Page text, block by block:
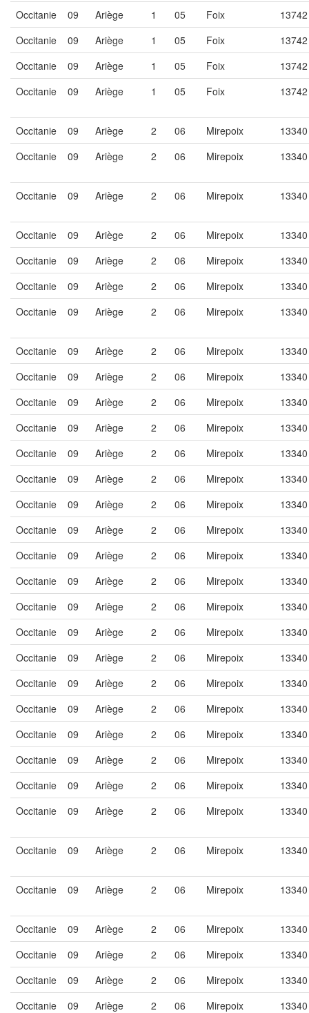
Occitanie 09 Ariège 1 05 Foix
13742
Occitanie
09 Ariège 1 05 Foix
13742
Occitanie
09 Ariège 1 05 Foix
13742
Occitanie
09 Ariège 1 05 Foix 13742
Occitanie 09 Ariège 2 06 Mirepoix
13340
Occitanie
09 Ariège 2 06 Mirepoix 13340
Occitanie 09 Ariège 2 06 Mirepoix 13340
Occitanie 09 Ariège 2 06 Mirepoix
13340
Occitanie
09 Ariège 2 06 Mirepoix
13340
Occitanie
09 Ariège 2 06 Mirepoix
13340
Occitanie
09 Ariège 2 06 Mirepoix 13340
Occitanie 09 Ariège 2 06 Mirepoix
13340
Occitanie
09 Ariège 2 06 Mirepoix
13340
Occitanie
09 Ariège 2 06 Mirepoix
13340
Occitanie
09 Ariège 2 06 Mirepoix
13340
Occitanie
09 Ariège 2 06 Mirepoix
13340
Occitanie
09 Ariège 2 06 Mirepoix
13340
Occitanie
09 Ariège 2 06 Mirepoix
13340
Occitanie
09 Ariège 2 06 Mirepoix
13340
Occitanie
09 Ariège 2 06 Mirepoix
13340
Occitanie
09 Ariège 2 06 Mirepoix
13340
Occitanie
09 Ariège 2 06 Mirepoix
13340
Occitanie
09 Ariège 2 06 Mirepoix
13340
Occitanie
09 Ariège 2 06 Mirepoix
13340
Occitanie
09 Ariège 2 06 Mirepoix
13340
Occitanie
09 Ariège 2 06 Mirepoix
13340
Occitanie
09 Ariège 2 06 Mirepoix
13340
Occitanie
09 Ariège 2 06 Mirepoix
13340
Occitanie
09 Ariège 2 06 Mirepoix
13340
Occitanie
09 Ariège 2 06 Mirepoix 13340
Occitanie 09 Ariège 2 06 Mirepoix 13340
Occitanie 09 Ariège 2 06 Mirepoix 13340
Occitanie 09 Ariège 2 06 Mirepoix
13340
Occitanie
09 Ariège 2 06 Mirepoix
13340
Occitanie
09 Ariège 2 06 Mirepoix
13340
Occitanie
09 Ariège 2 06 Mirepoix
13340